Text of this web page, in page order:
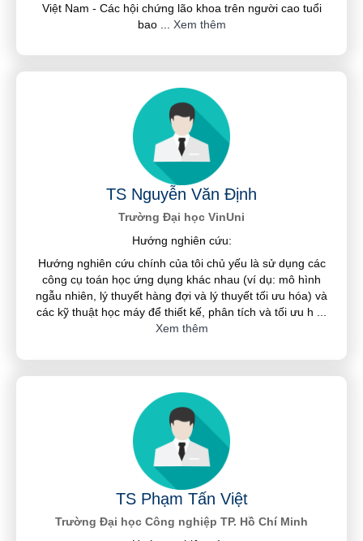
Việt Nam - Các hội chứng lão khoa trên người cao tuổi
bao
Xem thêm
TS Nguyễn Văn Định
Trường Đại học VinUni
Hướng nghiên cứu:
Hướng nghiên cứu chính của tôi chủ yếu là sử dụng các
công cụ toán học ứng dụng khác nhau (ví dụ: mô hình
ngẫu nhiên, lý thuyết hàng đợi và lý thuyết tối ưu hóa) và
các kỹ thuật học máy để thiết kế, phân tích và tối ưu h
Xem thêm
TS Phạm Tấn Việt
Trường Đại học Công nghiệp TP. Hồ Chí Minh